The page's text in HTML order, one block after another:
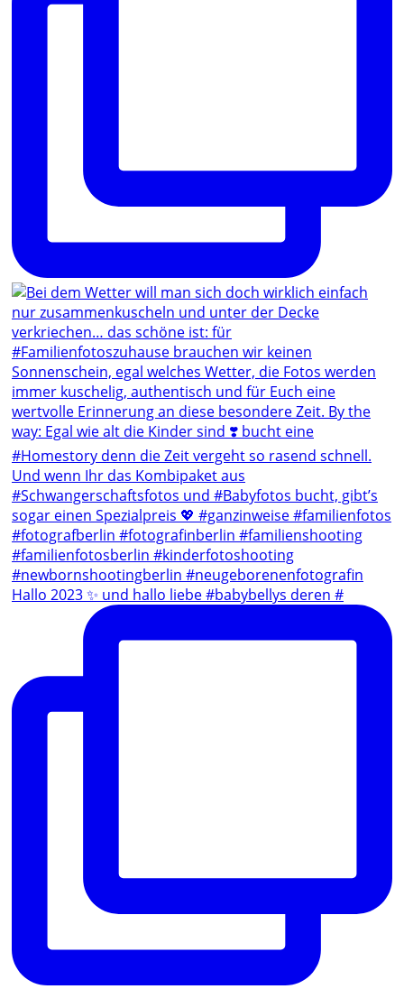
Hallo 2023 ✨ und hallo liebe #babybellys deren #